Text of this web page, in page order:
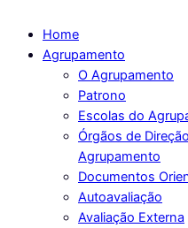
Home
Agrupamento
O Agrupamento
Patrono
Escolas do
Órgãos de
Agrupamento
Documentos
Autoavaliação
Avaliação Externa